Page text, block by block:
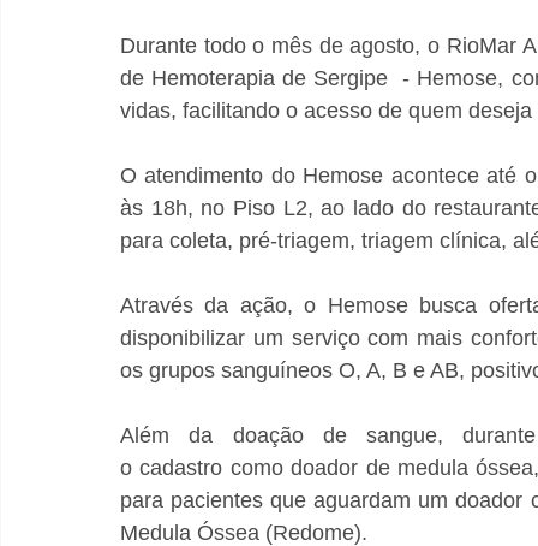
Durante todo o mês de agosto, o RioMar
de Hemoterapia de Sergipe  - Hemose,
vidas, facilitando o acesso de quem
O atendimento do Hemose acontece até
às 18h, no Piso L2, ao lado do
para coleta, pré-triagem, triagem clínica,
Através da ação, o Hemose busca
disponibilizar um serviço com mais
os grupos sanguíneos O, A, B e AB,
Além da doação de sangue,
o cadastro como doador de medula
para pacientes que aguardam um
Medula Óssea (Redome).